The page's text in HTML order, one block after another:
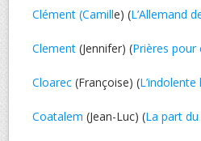
Clément (Camille) (L’Allemand
Clement (Jennifer) (Prières pour
Cloarec (Françoise) (
Coatalem (Jean-Luc) (La part du